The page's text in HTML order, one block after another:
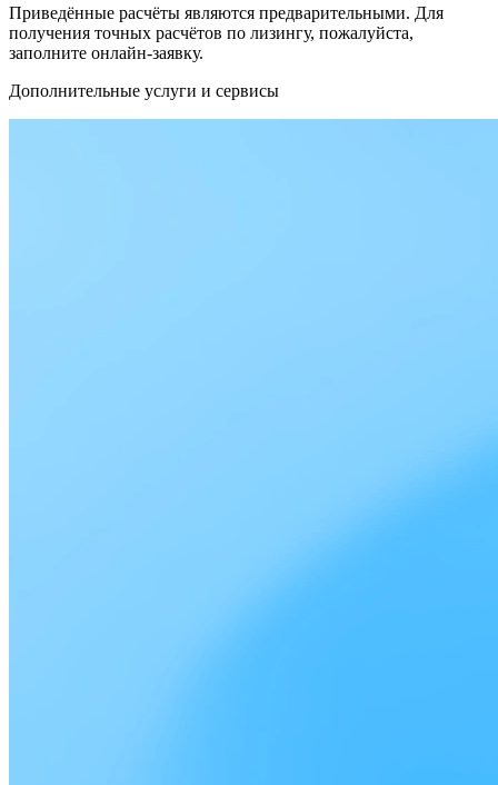
Приведённые расчёты являются предварительными. Для
получения точных расчётов по лизингу, пожалуйста,
заполните онлайн-заявку.
Дополнительные услуги и сервисы